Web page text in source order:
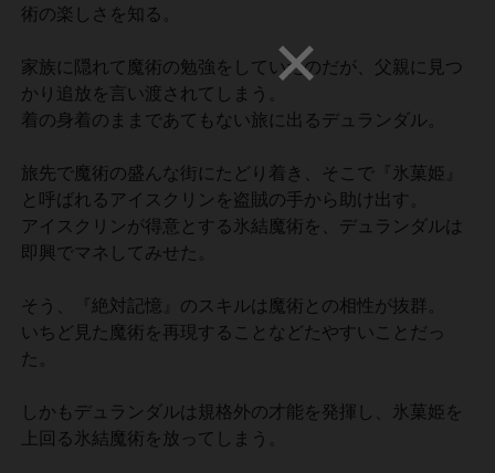
術の楽しさを知る。
家族に隠れて魔術の勉強をしていたのだが、父親に見つ
かり追放を言い渡されてしまう。
着の身着のままであてもない旅に出るデュランダル。
旅先で魔術の盛んな街にたどり着き、そこで『氷菓姫』
と呼ばれるアイスクリンを盗賊の手から助け出す。
アイスクリンが得意とする氷結魔術を、デュランダルは
即興でマネしてみせた。
そう、『絶対記憶』のスキルは魔術との相性が抜群。
いちど見た魔術を再現することなどたやすいことだっ
た。
しかもデュランダルは規格外の才能を発揮し、氷菓姫を
上回る氷結魔術を放ってしまう。